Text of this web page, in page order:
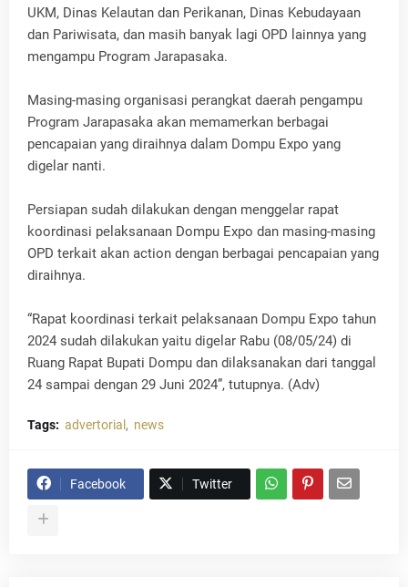
UKM, Dinas Kelautan dan Perikanan, Dinas Kebudayaan
dan Pariwisata, dan masih banyak lagi OPD lainnya yang
mengampu Program Jarapasaka.
Masing-masing organisasi perangkat daerah pengampu
Program Jarapasaka akan memamerkan berbagai
pencapaian yang diraihnya dalam Dompu Expo yang
digelar nanti.
Persiapan sudah dilakukan dengan menggelar rapat
koordinasi pelaksanaan Dompu Expo dan masing-masing
OPD terkait akan action dengan berbagai pencapaian yang
diraihnya.
“Rapat koordinasi terkait pelaksanaan Dompu Expo tahun
2024 sudah dilakukan yaitu digelar Rabu (08/05/24) di
Ruang Rapat Bupati Dompu dan dilaksanakan dari tanggal
24 sampai dengan 29 Juni 2024”, tutupnya. (Adv)
Tags: advertorial news
Facebook Twitter